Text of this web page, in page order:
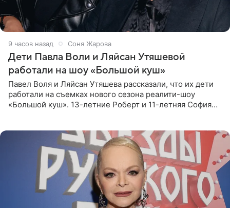
9 часов назад Соня Жарова
Дети Павла Воли и Ляйсан Утяшевой
работали на шоу «Большой куш»
Павел Воля и Ляйсан Утяшева рассказали, что их дети
работали на съемках нового сезона реалити-шоу
«Большой куш». 13-летние Роберт и 11-летняя София